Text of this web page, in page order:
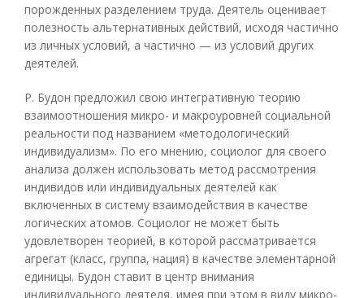
порожденных разделением труда. Деятель оценивает
полезность альтернативных действий, исходя частично
из личных условий, а частично — из условий других
деятелей.
Р. Будон предложил свою интегративную теорию
взаимоотношения микро- и макроуровней социальной
реальности под названием «методологический
индивидуализм». По его мнению, социолог для своего
анализа должен использовать метод рассмотрения
индивидов или индивидуальных деятелей как
включенных в систему взаимодействия в качестве
логических атомов. Социолог не может быть
удовлетворен теорией, в которой рассматривается
агрегат (класс, группа, нация) в качестве элементарной
единицы. Будон ставит в центр внимания
индивидуального деятеля, имея при этом в виду микро-